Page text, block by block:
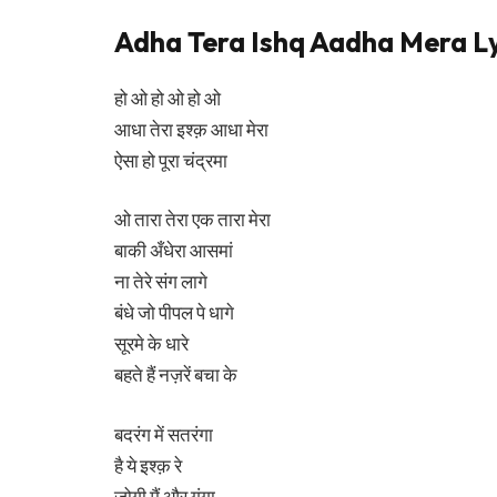
Adha Tera Ishq Aadha Mera
हो ओ हो ओ हो ओ
आधा तेरा इश्क़ आधा मेरा
ऐसा हो पूरा चंद्रमा
ओ तारा तेरा एक तारा मेरा
बाकी अँधेरा आसमां
ना तेरे संग लागे
बंधे जो पीपल पे धागे
सूरमे के धारे
बहते हैं नज़रें बचा के
बदरंग में सतरंगा
है ये इश्क़ रे